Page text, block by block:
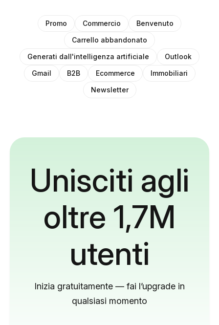
Promo Commercio
Benvenuto
Carrello abbandonato
Generati dall'intelligenza artificiale
Outlook
Gmail
B2B Ecommerce
Immobiliari
Newsletter
Unisciti agli
oltre 1,7M
utenti
Inizia gratuitamente — fai l’upgrade in
qualsiasi momento